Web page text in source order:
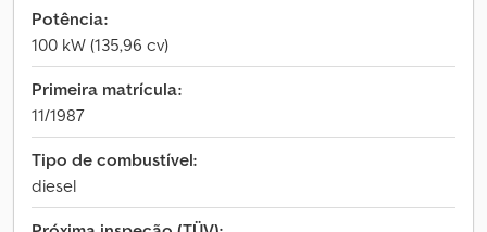
Potência:
100 kW (135,96 cv)
Primeira matrícula:
11/1987
Tipo de combustível:
diesel